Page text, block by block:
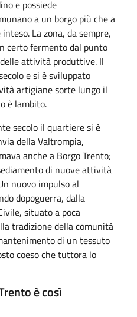
e possiede
a un borgo più che a
La zona, da sempre,
certo fermento dal punto
attività produttive. Il
e si è sviluppato
artigiane sorte lungo il
è lambito.
secolo il quartiere si è
della Valtrompia,
anche a Borgo Trento;
di nuove attività
nuovo impulso al
dopoguerra, dalla
situato a poca
tradizione della comunità
di un tessuto
coeso che tuttora lo
è così